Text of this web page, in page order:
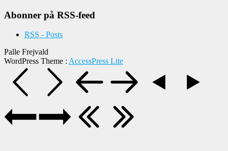
Abonner på RSS-feed
RSS - Posts
Palle Frejvald
WordPress Theme : AccessPress Lite